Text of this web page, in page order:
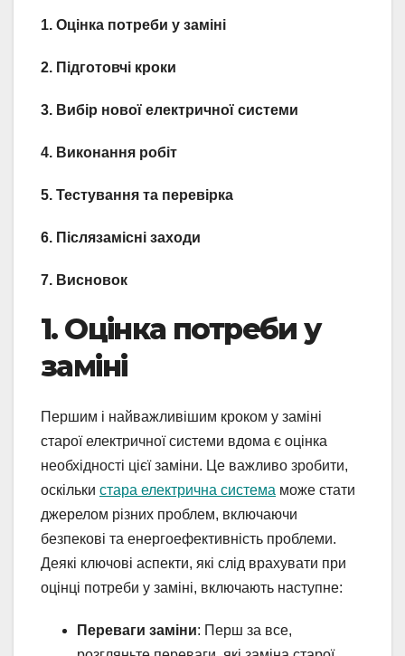
1. Оцінка потреби у заміні
2. Підготовчі кроки
3. Вибір нової електричної системи
4. Виконання робіт
5. Тестування та перевірка
6. Післязамісні заходи
7. Висновок
1. Оцінка потреби у
заміні
Першим і найважливішим кроком у заміні
старої електричної системи вдома є оцінка
необхідності цієї заміни. Це важливо зробити,
оскільки стара електрична система може стати
джерелом різних проблем, включаючи
безпекові та енергоефективність проблеми.
Деякі ключові аспекти, які слід врахувати при
оцінці потреби у заміні, включають наступне:
Переваги заміни: Перш за все,